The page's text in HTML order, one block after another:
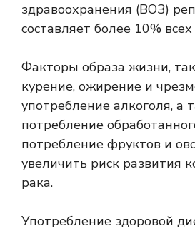
здравоохранения (ВОЗ)
составляет более 10%
Факторы образа жизни,
курение, ожирение и
употребление алкоголя, а
потребление
потребление фруктов и
увеличить риск развития
рака.
Употребление здоровой